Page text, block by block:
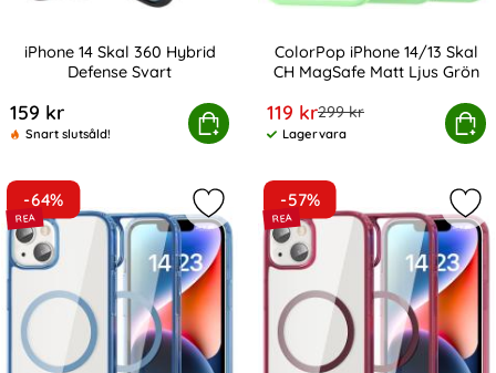
iPhone 14 Skal 360 Hybrid
Defense Svart
159 kr
Snart slutsåld!
Köp
iPhone 14 Skal 360 Hybrid Defense Svart
ColorPop iPhone 14/13 Skal
CH MagSafe Matt Ljus Grön
rea pris
119 krtidigare pris
299 kr
Tillgänglighet:
Lagervara
Köp
ColorPop iPhone 14/13 Skal
-64%
Markera colorPop iPhone 14 Skal
-57%